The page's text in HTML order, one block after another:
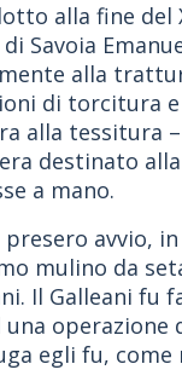
alla fine del
Savoia
alla
di torcitura
alla tessitura
destinato
a mano.
presero avvio,
mulino da
Il Galleani
una
egli fu,